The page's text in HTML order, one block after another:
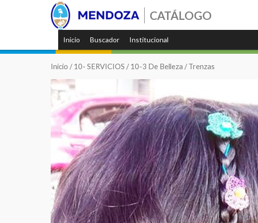
CATÁLOGO
Inicio Buscador Institucional
Inicio /10- SERVICIOS /10-3 De Belleza / Trenzas